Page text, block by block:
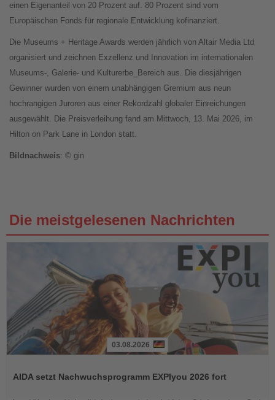
einen Eigenanteil von 20 Prozent auf. 80 Prozent sind vom
Europäischen Fonds für regionale Entwicklung kofinanziert.
Die Museums + Heritage Awards werden jährlich von Altair Media Ltd
organisiert und zeichnen Exzellenz und Innovation im internationalen
Museums-, Galerie- und Kulturerbe_Bereich aus. Die diesjährigen
Gewinner wurden von einem unabhängigen Gremium aus neun
hochrangigen Juroren aus einer Rekordzahl globaler Einreichungen
ausgewählt. Die Preisverleihung fand am Mittwoch, 13. Mai 2026, im
Hilton on Park Lane in London statt.
Bildnachweis: © gin
Die meistgelesenen Nachrichten
die
03.08.2026
AIDA setzt Nachwuchsprogramm EXPIyou 2026 fort